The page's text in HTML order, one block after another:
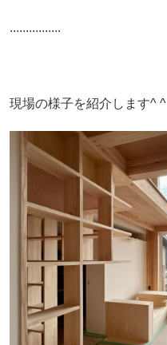
................
現場の様子を紹介します^ ^